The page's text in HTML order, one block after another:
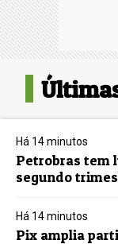
Há 14 minutos
Petrobras tem
segundo
Há 14 minutos
Pix amplia